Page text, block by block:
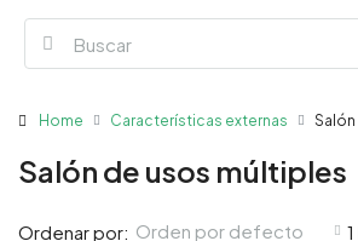
Home Características externas
Salón de usos múltiples
Ordenar por: Orden por defecto